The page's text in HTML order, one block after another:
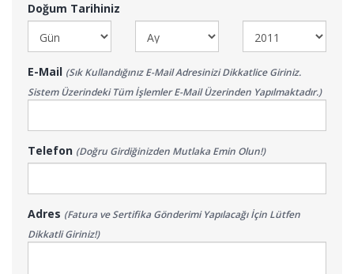
Doğum Tarihiniz
E-Mail (Sık Kullandığınız E-Mail Adresinizi Dikkatlice Giriniz.
Sistem Üzerindeki Tüm İşlemler E-Mail Üzerinden Yapılmaktadır.)
Telefon (Doğru Girdiğinizden Mutlaka Emin Olun!)
Adres (Fatura ve Sertifika Gönderimi Yapılacağı İçin Lütfen
Dikkatli Giriniz!)